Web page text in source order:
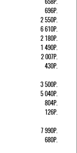
696Р.
2 550Р.
6 610Р.
2 180Р.
1 490Р.
2 007Р.
430Р.
3 500Р.
5 040Р.
804Р.
126Р.
7 990Р.
680Р.